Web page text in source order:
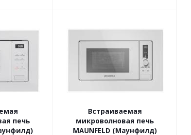
печь
Встраиваемая
микроволновая печь
MAUNFELD (Маунфилд)